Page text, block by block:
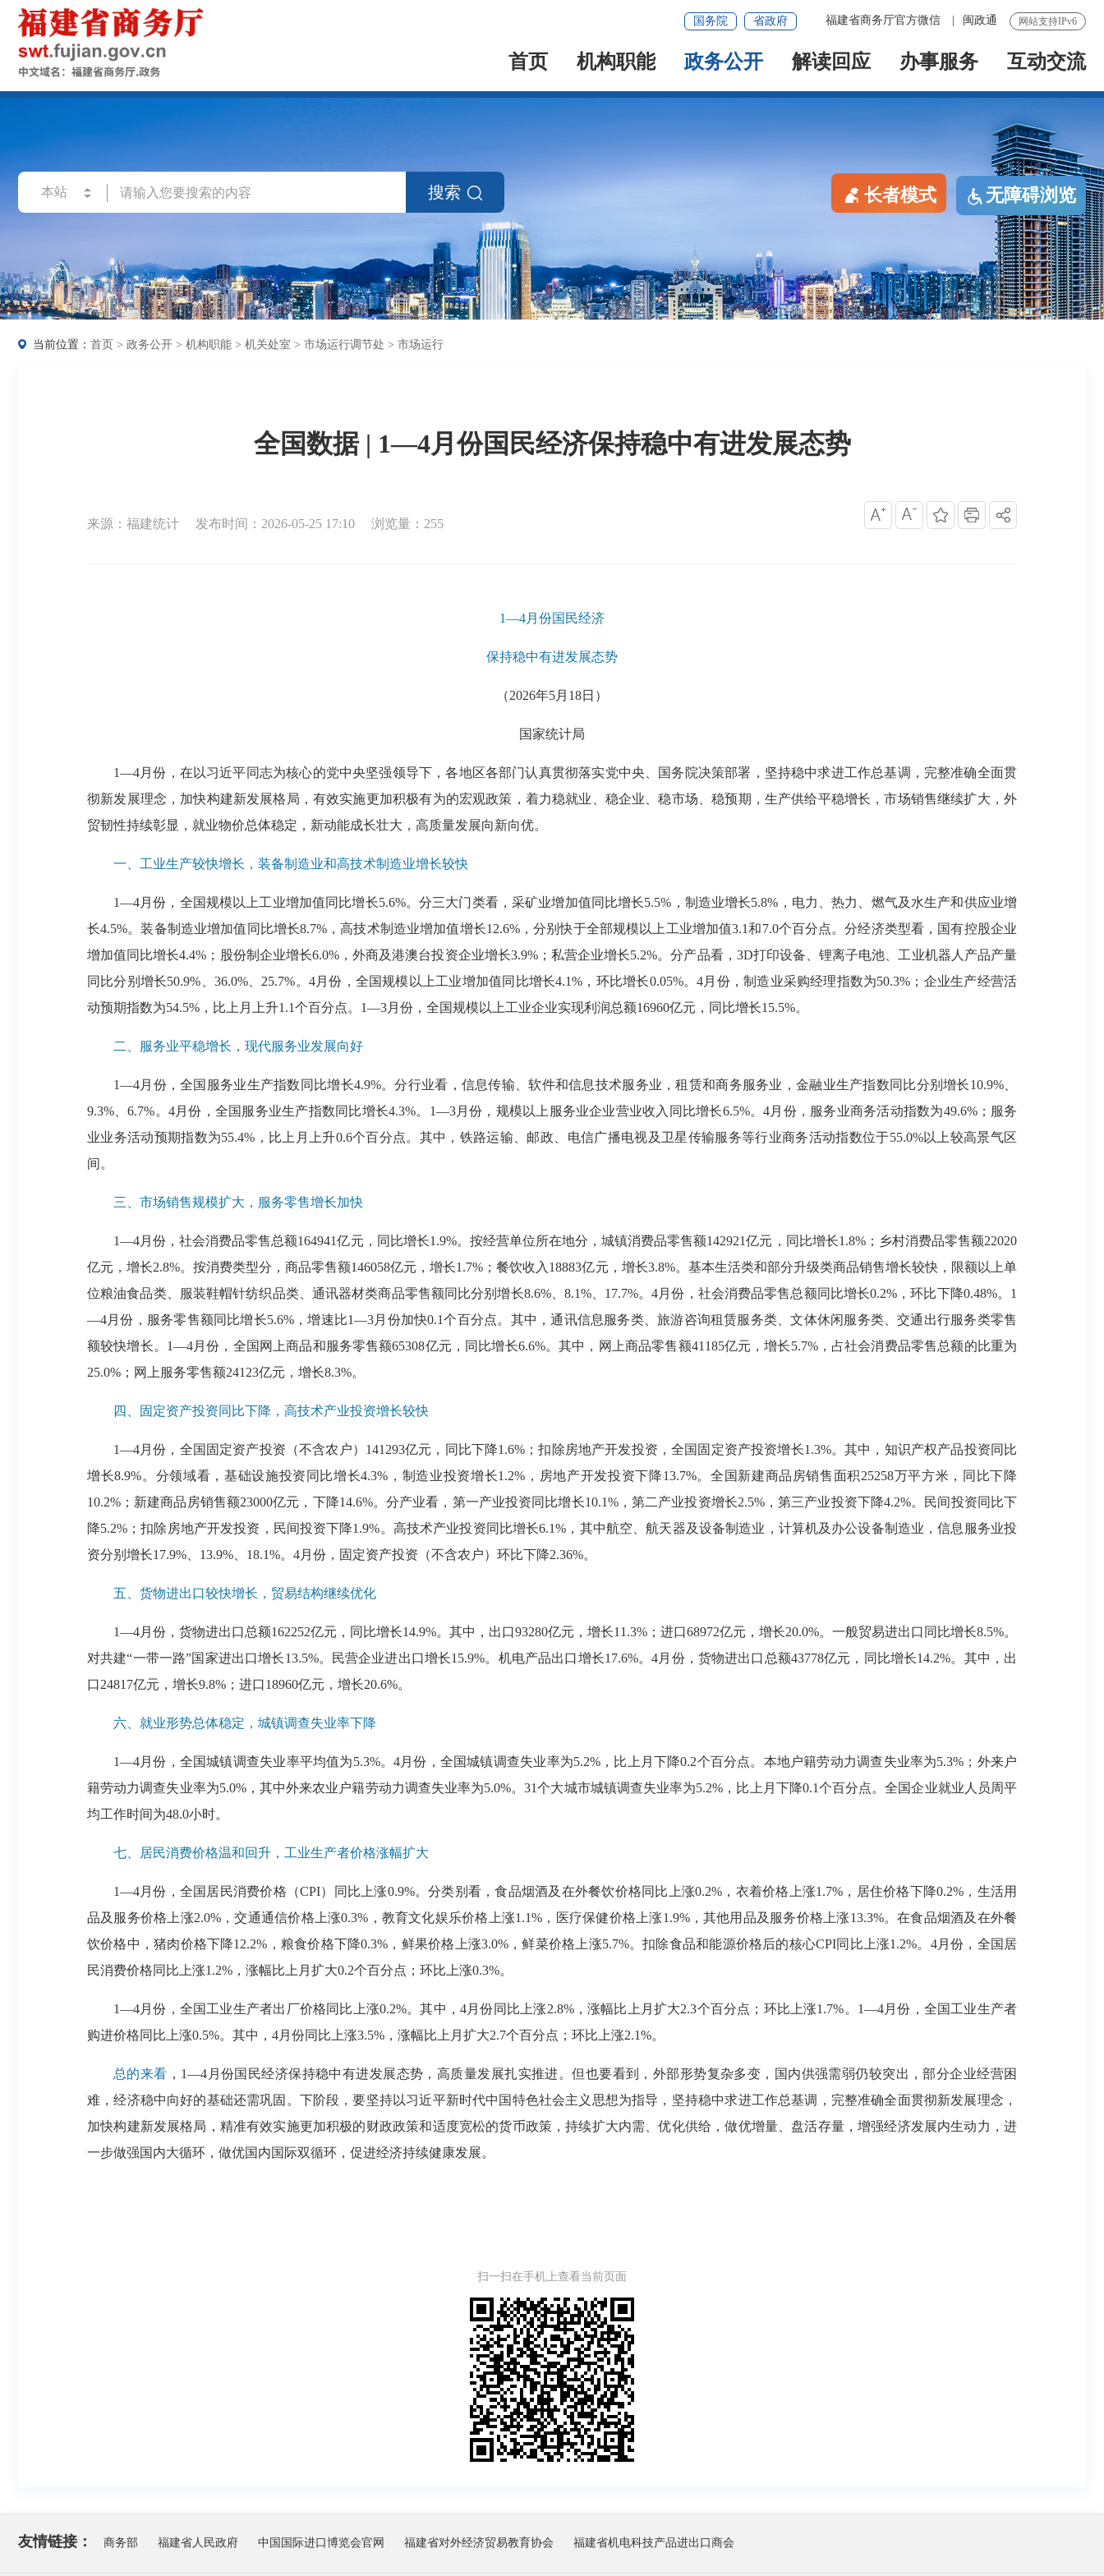
网站支持IPv6
福建省商务厅官方微信 闽政通
国务院 省政府
首页 机构职能 政务公开 解读回应 办事服务 互动交流
搜索 长者模式 无障碍浏览
当前位置： 首页 > 政务公开 > 机构职能 > 机关处室 > 市场运行调节处 > 市场运行
全国数据 | 1—4月份国民经济保持稳中有进发展态势
来源：福建统计 发布时间：2026-05-25 17:10 浏览量：255
1—4月份国民经济
保持稳中有进发展态势
（2026年5月18日）
国家统计局
1—4月份，在以习近平同志为核心的党中央坚强领导下，各地区各部门认真贯彻落实党中央、国务院决策部署，坚持稳中求进工作总基调，完整准确全面贯
彻新发展理念，加快构建新发展格局，有效实施更加积极有为的宏观政策，着力稳就业、稳企业、稳市场、稳预期，生产供给平稳增长，市场销售继续扩大，外
贸韧性持续彰显，就业物价总体稳定，新动能成长壮大，高质量发展向新向优。
一、工业生产较快增长，装备制造业和高技术制造业增长较快
1—4月份，全国规模以上工业增加值同比增长5.6%。分三大门类看，采矿业增加值同比增长5.5%，制造业增长5.8%，电力、热力、燃气及水生产和供应业增
长4.5%。装备制造业增加值同比增长8.7%，高技术制造业增加值增长12.6%，分别快于全部规模以上工业增加值3.1和7.0个百分点。分经济类型看，国有控股企业
增加值同比增长4.4%；股份制企业增长6.0%，外商及港澳台投资企业增长3.9%；私营企业增长5.2%。分产品看，3D打印设备、锂离子电池、工业机器人产品产量
同比分别增长50.9%、36.0%、25.7%。4月份，全国规模以上工业增加值同比增长4.1%，环比增长0.05%。4月份，制造业采购经理指数为50.3%；企业生产经营活
动预期指数为54.5%，比上月上升1.1个百分点。1—3月份，全国规模以上工业企业实现利润总额16960亿元，同比增长15.5%。
二、服务业平稳增长，现代服务业发展向好
1—4月份，全国服务业生产指数同比增长4.9%。分行业看，信息传输、软件和信息技术服务业，租赁和商务服务业，金融业生产指数同比分别增长10.9%、
9.3%、6.7%。4月份，全国服务业生产指数同比增长4.3%。1—3月份，规模以上服务业企业营业收入同比增长6.5%。4月份，服务业商务活动指数为49.6%；服务
业业务活动预期指数为55.4%，比上月上升0.6个百分点。其中，铁路运输、邮政、电信广播电视及卫星传输服务等行业商务活动指数位于55.0%以上较高景气区
间。
三、市场销售规模扩大，服务零售增长加快
1—4月份，社会消费品零售总额164941亿元，同比增长1.9%。按经营单位所在地分，城镇消费品零售额142921亿元，同比增长1.8%；乡村消费品零售额22020
亿元，增长2.8%。按消费类型分，商品零售额146058亿元，增长1.7%；餐饮收入18883亿元，增长3.8%。基本生活类和部分升级类商品销售增长较快，限额以上单
位粮油食品类、服装鞋帽针纺织品类、通讯器材类商品零售额同比分别增长8.6%、8.1%、17.7%。4月份，社会消费品零售总额同比增长0.2%，环比下降0.48%。1
—4月份，服务零售额同比增长5.6%，增速比1—3月份加快0.1个百分点。其中，通讯信息服务类、旅游咨询租赁服务类、文体休闲服务类、交通出行服务类零售
额较快增长。1—4月份，全国网上商品和服务零售额65308亿元，同比增长6.6%。其中，网上商品零售额41185亿元，增长5.7%，占社会消费品零售总额的比重为
25.0%；网上服务零售额24123亿元，增长8.3%。
四、固定资产投资同比下降，高技术产业投资增长较快
1—4月份，全国固定资产投资（不含农户）141293亿元，同比下降1.6%；扣除房地产开发投资，全国固定资产投资增长1.3%。其中，知识产权产品投资同比
增长8.9%。分领域看，基础设施投资同比增长4.3%，制造业投资增长1.2%，房地产开发投资下降13.7%。全国新建商品房销售面积25258万平方米，同比下降
10.2%；新建商品房销售额23000亿元，下降14.6%。分产业看，第一产业投资同比增长10.1%，第二产业投资增长2.5%，第三产业投资下降4.2%。民间投资同比下
降5.2%；扣除房地产开发投资，民间投资下降1.9%。高技术产业投资同比增长6.1%，其中航空、航天器及设备制造业，计算机及办公设备制造业，信息服务业投
资分别增长17.9%、13.9%、18.1%。4月份，固定资产投资（不含农户）环比下降2.36%。
五、货物进出口较快增长，贸易结构继续优化
1—4月份，货物进出口总额162252亿元，同比增长14.9%。其中，出口93280亿元，增长11.3%；进口68972亿元，增长20.0%。一般贸易进出口同比增长8.5%。
对共建“一带一路”国家进出口增长13.5%。民营企业进出口增长15.9%。机电产品出口增长17.6%。4月份，货物进出口总额43778亿元，同比增长14.2%。其中，出
口24817亿元，增长9.8%；进口18960亿元，增长20.6%。
六、就业形势总体稳定，城镇调查失业率下降
1—4月份，全国城镇调查失业率平均值为5.3%。4月份，全国城镇调查失业率为5.2%，比上月下降0.2个百分点。本地户籍劳动力调查失业率为5.3%；外来户
籍劳动力调查失业率为5.0%，其中外来农业户籍劳动力调查失业率为5.0%。31个大城市城镇调查失业率为5.2%，比上月下降0.1个百分点。全国企业就业人员周平
均工作时间为48.0小时。
七、居民消费价格温和回升，工业生产者价格涨幅扩大
1—4月份，全国居民消费价格（CPI）同比上涨0.9%。分类别看，食品烟酒及在外餐饮价格同比上涨0.2%，衣着价格上涨1.7%，居住价格下降0.2%，生活用
品及服务价格上涨2.0%，交通通信价格上涨0.3%，教育文化娱乐价格上涨1.1%，医疗保健价格上涨1.9%，其他用品及服务价格上涨13.3%。在食品烟酒及在外餐
饮价格中，猪肉价格下降12.2%，粮食价格下降0.3%，鲜果价格上涨3.0%，鲜菜价格上涨5.7%。扣除食品和能源价格后的核心CPI同比上涨1.2%。4月份，全国居
民消费价格同比上涨1.2%，涨幅比上月扩大0.2个百分点；环比上涨0.3%。
1—4月份，全国工业生产者出厂价格同比上涨0.2%。其中，4月份同比上涨2.8%，涨幅比上月扩大2.3个百分点；环比上涨1.7%。1—4月份，全国工业生产者
购进价格同比上涨0.5%。其中，4月份同比上涨3.5%，涨幅比上月扩大2.7个百分点；环比上涨2.1%。
总的来看 ，1—4月份国民经济保持稳中有进发展态势，高质量发展扎实推进。但也要看到，外部形势复杂多变，国内供强需弱仍较突出，部分企业经营困
难，经济稳中向好的基础还需巩固。下阶段，要坚持以习近平新时代中国特色社会主义思想为指导，坚持稳中求进工作总基调，完整准确全面贯彻新发展理念，
加快构建新发展格局，精准有效实施更加积极的财政政策和适度宽松的货币政策，持续扩大内需、优化供给，做优增量、盘活存量，增强经济发展内生动力，进
一步做强国内大循环，做优国内国际双循环，促进经济持续健康发展。
扫一扫在手机上查看当前页面
友情链接： 商务部 福建省人民政府 中国国际进口博览会官网 福建省对外经济贸易教育协会 福建省机电科技产品进出口商会